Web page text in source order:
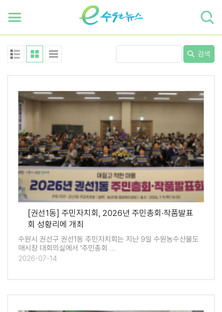
검색
[권선1동] 주민자치회, 2026년 주민총회·작품발표
회 성황리에 개최
수원시 권선구 권선1동 주민자치회는 지난 9일 수원농수산물도
매시장 대회의실에서 '주민총회 …
2026-07-14